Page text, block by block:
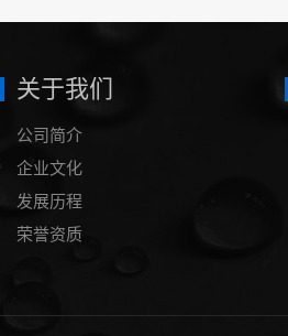
关于我们
公司简介
企业文化
发展历程
荣誉资质